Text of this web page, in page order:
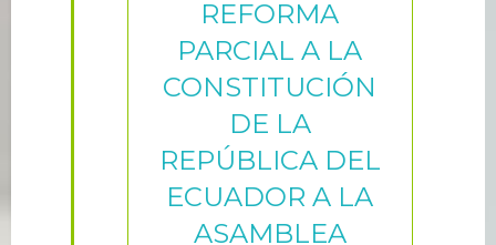
REFORMA
PARCIAL A LA
CONSTITUCIÓN
DE LA
REPÚBLICA DEL
ECUADOR A LA
ASAMBLEA